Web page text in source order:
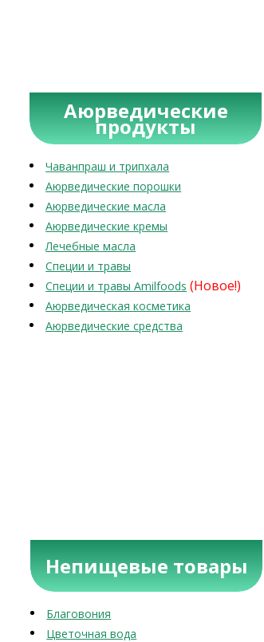
Аюрведические
продукты
Чаванпраш и трипхала
Аюрведические порошки
Аюрведические масла
Аюрведические кремы
Лечебные масла
Специи и травы
Специи и травы Amilfoods (Новое!)
Аюрведическая косметика
Аюрведические средства
Непищевые товары
Благовония
Цветочная вода